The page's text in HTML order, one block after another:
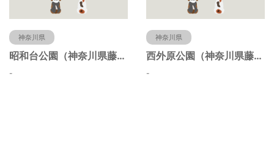
神奈川県
昭和台公園（神奈川県藤沢市）
-
神奈川県
西外原公園（神奈川県藤沢市）
-